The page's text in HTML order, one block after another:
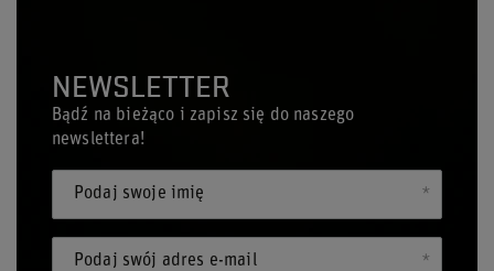
NEWSLETTER
Bądź na bieżąco i zapisz się do naszego
newslettera!
Podaj swoje imię
Podaj swój adres e-mail